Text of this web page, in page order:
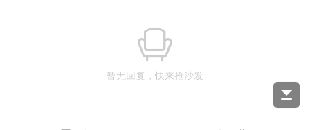
暂无回复，快来抢沙发